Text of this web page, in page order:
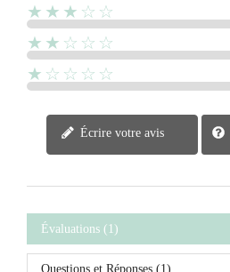
★★★☆☆
★★☆☆☆
★☆☆☆☆
Écrire votre avis
Évaluations (1)
Questions et Réponses (1)